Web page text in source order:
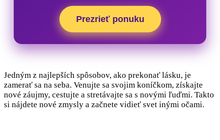
Prezrieť ponuku
Jedným z najlepších spôsobov, ako prekonať lásku, je
zamerať sa na seba. Venujte sa svojim koníčkom, získajte
nové záujmy, cestujte a stretávajte sa s novými ľuďmi. Takto
si nájdete nové zmysly a začnete vidieť svet inými očami.